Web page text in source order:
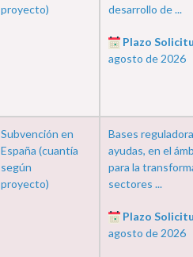
proyecto)
desarrollo de ...
Plazo
agosto de 2026
Subvención en
España (cuantía
según
proyecto)
Bases
ayudas, en el
para la
sectores ...
Plazo
agosto de 2026